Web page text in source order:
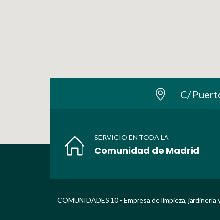
C/
SERVICIO EN TODA LA
Comunidad de Madrid
COMUNIDADES 10 - Empresa de limpieza,